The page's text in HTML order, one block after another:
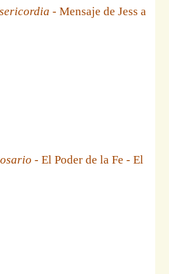
- Mensaje de Jess a
- El Poder de la Fe - El